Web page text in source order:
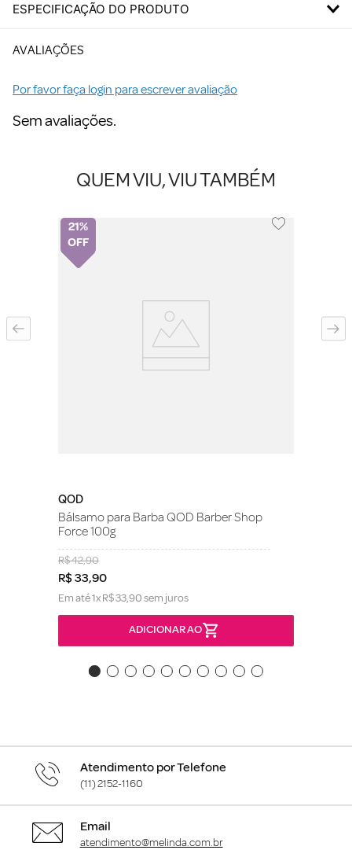
ESPECIFICAÇÃO DO PRODUTO
AVALIAÇÕES
Por favor faça login para escrever avaliação
Sem avaliações.
QUEM VIU, VIU TAMBÉM
21%
QOD
Bálsamo para Barba QOD Barber Shop
Force 100g
R$42,90
R$33,90
Em até1xR$33,90sem juros
ADICIONAR AO
Atendimento por Telefone
(11) 2152-1160
Email
atendimento@melinda.com.br